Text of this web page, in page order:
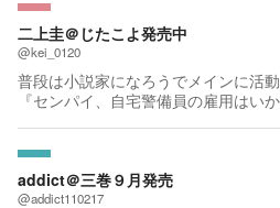
二上圭＠じたこよ発売中
@kei_0120
普段は小説家になろうでメインに活
『センパイ、自宅警備員の雇用はい
addict＠三巻９月発売
@addict110217